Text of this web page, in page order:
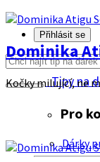
Přihlásit se
Tipy na
Pro
Dárky
Dominika
Kočky milující, ne